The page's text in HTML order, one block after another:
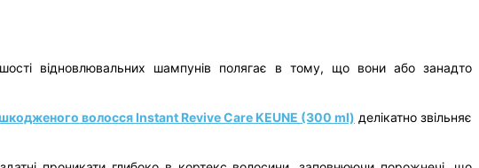
відновлювальних шампунів полягає в тому, що вони або занадто
волосся Instant Revive Care KEUNE (300 ml) делікатно звільняє